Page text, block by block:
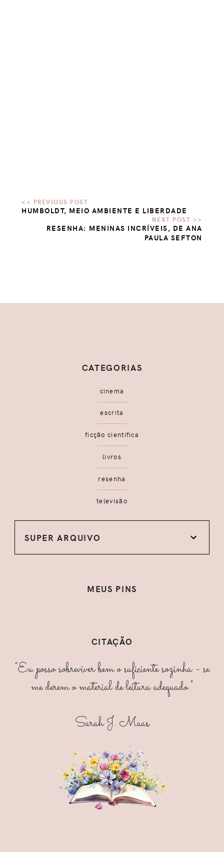
HUMBOLDT, MEIO AMBIENTE E LIBERDADE
RESENHA: MENINAS INCRÍVEIS, DE ANA
PAULA SEFTON
CATEGORIAS
cinema
escrita
ficção científica
livros
resenha
televisão
SUPER ARQUIVO
MEUS PINS
CITAÇÃO
"Eu posso sobreviver bem o suficiente sozinha - se
me derem o material de leitura adequado."
Sarah J. Maas